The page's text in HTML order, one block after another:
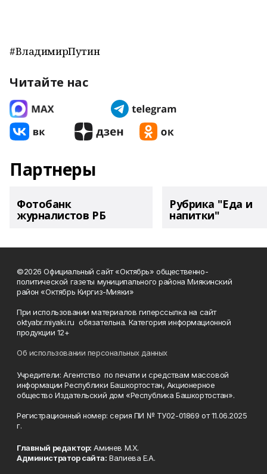
#ВладимирПутин
Читайте нас
Партнеры
Фотобанк
журналистов РБ
Рубрика "Еда и
напитки"
©2026 Официальный сайт «Октябрь» общественно-
политической газеты муниципального района Миякинский
район «Октябрь Киргиз-Мияки»
При использовании материалов гиперссылка на сайт
oktyabr.miyaki.ru обязательна. Категория информационной
продукции 12+
Об использовании персональных данных
Учредители: Агентство по печати и средствам массовой
информации Республики Башкортостан, Акционерное
общество Издательский дом «Республика Башкортостан».
Регистрационный номер: серия ПИ № ТУ02-01869 от 11.06.2025
г.
Главный редактор: Аминев М.Х.
Администратор сайта: Валиева Е.А.